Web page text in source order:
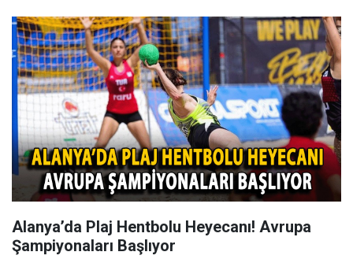
Alanya’da Plaj Hentbolu Heyecanı! Avrupa
Şampiyonaları Başlıyor